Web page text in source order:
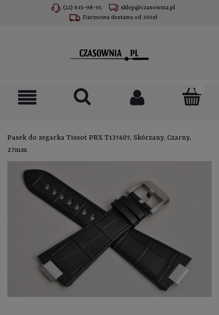
(22) 635-98-95
sklep@czasownia.pl
Darmowa dostawa od 300zł
Pasek do zegarka Tissot PRX T137407, Skórzany, Czarny,
27mm